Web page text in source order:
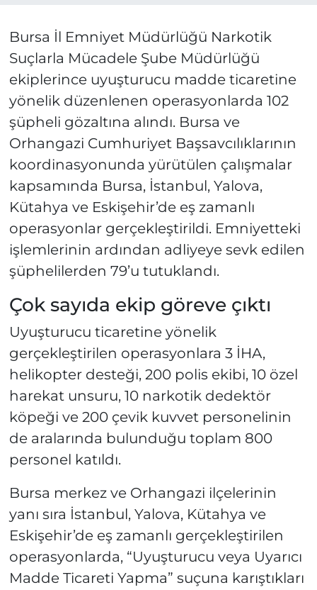
Bursa İl Emniyet Müdürlüğü Narkotik
Suçlarla Mücadele Şube Müdürlüğü
ekiplerince uyuşturucu madde ticaretine
yönelik düzenlenen operasyonlarda 102
şüpheli gözaltına alındı. Bursa ve
Orhangazi Cumhuriyet Başsavcılıklarının
koordinasyonunda yürütülen çalışmalar
kapsamında Bursa, İstanbul, Yalova,
Kütahya ve Eskişehir’de eş zamanlı
operasyonlar gerçekleştirildi. Emniyetteki
işlemlerinin ardından adliyeye sevk edilen
şüphelilerden 79’u tutuklandı.
Çok sayıda ekip göreve çıktı
Uyuşturucu ticaretine yönelik
gerçekleştirilen operasyonlara 3 İHA,
helikopter desteği, 200 polis ekibi, 10 özel
harekat unsuru, 10 narkotik dedektör
köpeği ve 200 çevik kuvvet personelinin
de aralarında bulunduğu toplam 800
personel katıldı.
Bursa merkez ve Orhangazi ilçelerinin
yanı sıra İstanbul, Yalova, Kütahya ve
Eskişehir’de eş zamanlı gerçekleştirilen
operasyonlarda, “Uyuşturucu veya Uyarıcı
Madde Ticareti Yapma” suçuna karıştıkları